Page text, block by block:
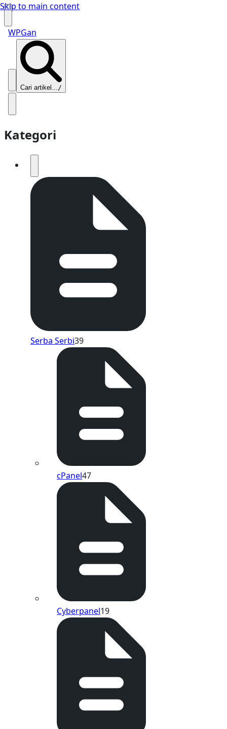
Skip to main content
WPGan
Cari artikel.../
Kategori
Serba Serbi39
cPanel47
Cyberpanel19